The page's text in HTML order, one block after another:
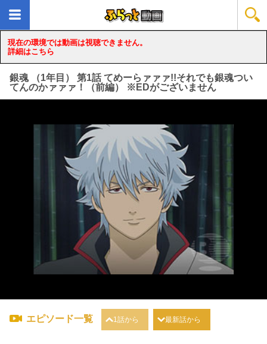
現在の環境では動画は視聴できません。
詳細はこちら
銀魂 （1年目） 第1話 てめーらァァァ!!それでも銀魂つい
てんのかァァァ！（前編） ※EDがございません
loading...
エピソード一覧 1話から 最新話から